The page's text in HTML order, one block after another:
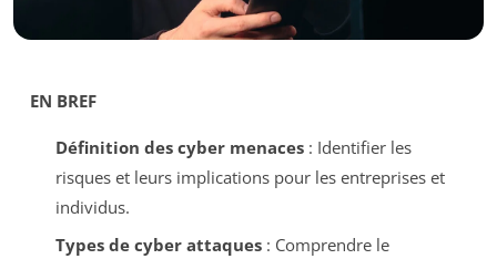
EN BREF
Définition des cyber menaces: Identifier les
risques et leurs implications pour les entreprises et
individus.
Types de cyber attaques: Comprendre le